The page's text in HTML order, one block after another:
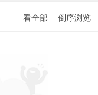
看全部 倒序浏览